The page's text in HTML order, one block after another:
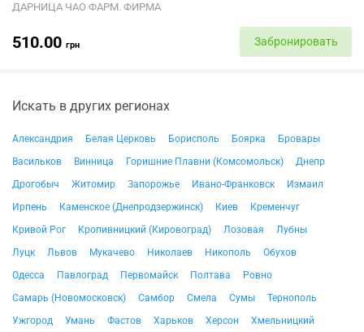
ДАРНИЦА ЧАО ФАРМ. ФИРМА
510.00 грн Забронировать
Искать в других регионах
Александрия Белая Церковь Борисполь Боярка
Бровары
Васильков
Винница Горишние Плавни (Комсомольск)
Днепр
Дрогобыч
Житомир Запорожье Ивано-Франковск
Измаил
Ирпень
Каменское (Днепродзержинск) Киев
Кременчуг
Кривой Рог
Кропивницкий (Кировоград) Лозовая
Лубны
Луцк
Львов Мукачево Николаев Никополь
Обухов
Одесса
Павлоград Первомайск Полтава
Ровно
Самарь (Новомосковск)
Самбор Смела Сумы
Тернополь
Ужгород
Умань Фастов Харьков Херсон
Хмельницкий